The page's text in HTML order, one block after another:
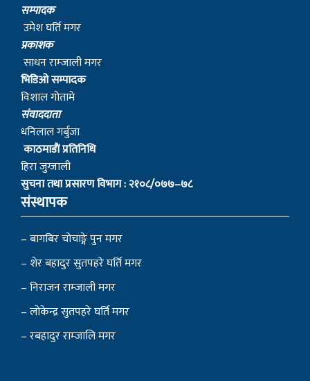
सम्पादक
उमेश घर्ति मगर
प्रकाशक
साधन राम्जाली मगर
भिडिओ सम्पादक
विशाल गोतामे
स‌ंवाददाता
धनिलाल गर्बुजा
काठमाडाैं प्रतिनिधि
हिरा जुग्जाली
सुचना तथा प्रसारण विभाग : २१०८/०७७–७८
संस्थापक
– बागबिर चोचाङ्गे पुन मगर
– शेर बहादुर सुतपहरे घर्ति मगर
– निराजन राम्जाली मगर
– लोकेन्द्र सुतपहरे घर्ति मगर
– रबहादुर राम्जालि मगर